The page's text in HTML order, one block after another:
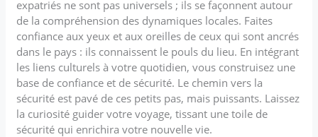
expatriés ne sont pas universels ; ils se façonnent autour
de la compréhension des dynamiques locales. Faites
confiance aux yeux et aux oreilles de ceux qui sont ancrés
dans le pays : ils connaissent le pouls du lieu. En intégrant
les liens culturels à votre quotidien, vous construisez une
base de confiance et de sécurité. Le chemin vers la
sécurité est pavé de ces petits pas, mais puissants. Laissez
la curiosité guider votre voyage, tissant une toile de
sécurité qui enrichira votre nouvelle vie.